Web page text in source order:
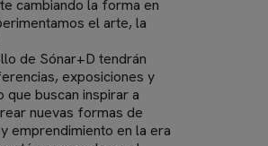
cambiando la forma en
el arte, la
de Sónar+D tendrán
exposiciones y
que buscan inspirar a
nuevas formas de
emprendimiento en la era